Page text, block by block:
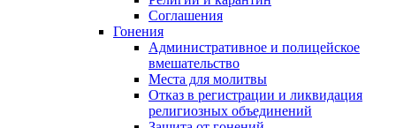
Соглашения
Гонения
Административное и полицейское
вмешательство
Места для молитвы
Отказ в регистрации и ликвидация
религиозных объединений